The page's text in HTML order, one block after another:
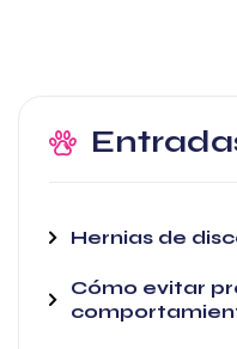
Hernias de
Cómo evitar